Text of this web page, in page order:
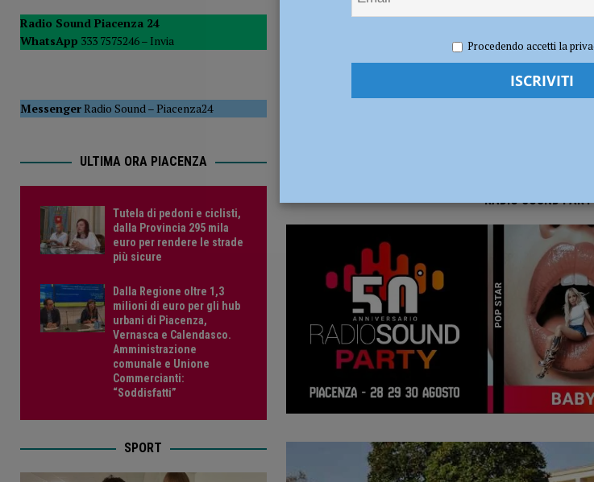
del Consiglio POLITICA
[ 5 Agosto 2026 ] Tutela di pedoni e ciclisti, dalla Provincia 295 mila euro per rendere le strade più sicure
RADIO SOUND
Radio Sound Piacenza 24
WhatsApp 333 7575246 – Invia
MessengerRadio Sound–Piacenza24
ULTIMA ORA PIACENZA
Tutela di pedoni e ciclisti,
dalla Provincia 295 mila
euro per rendere le strade
più sicure
Dalla Regione oltre 1,3
milioni di euro per gli hub
urbani di Piacenza,
Vernasca e Calendasco.
Amministrazione
comunale e Unione
Commercianti:
“Soddisfatti”
SPORT
Procedendo accetti la